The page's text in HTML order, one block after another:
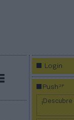
Login
Push2P